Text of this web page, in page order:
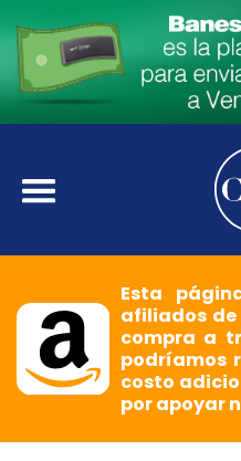
Esta
afiliados
compra a
podríamos
costo
por apoyar